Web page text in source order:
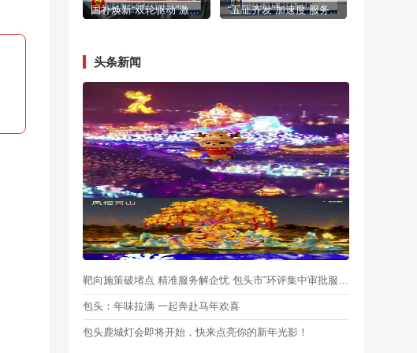
国补焕新“双轮驱动”激活市场活力 “五证齐发”加速度 服务民企“零距离”
头条新闻
靶向施策破堵点 精准服务解企忧 包头市“环评集中审批服务月”启动
包头：年味拉满 一起奔赴马年欢喜
包头鹿城灯会即将开始，快来点亮你的新年光影！